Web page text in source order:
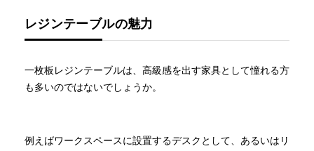
レジンテーブルの魅力
一枚板レジンテーブルは、高級感を出す家具として憧れる方
も多いのではないでしょうか。
例えばワークスペースに設置するデスクとして、あるいはリ